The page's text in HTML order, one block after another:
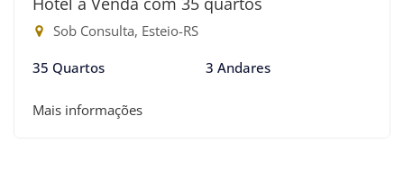
Sob Consulta, Esteio-RS
35 Quartos 3 Andares
Mais informações